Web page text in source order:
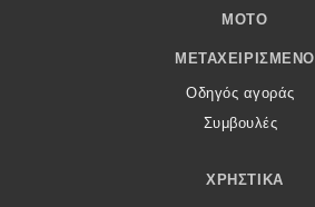
MOTO
ΜΕΤΑΧΕΙΡΙΣΜΈΝΟ
Οδηγός αγοράς
Συμβουλές
ΧΡΗΣΤΙΚΆ